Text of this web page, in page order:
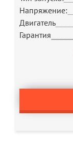
Напряжение:
Двигатель
Гарантия